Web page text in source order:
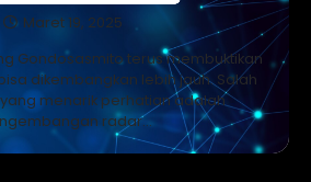
Maret 19, 2025
Gondosasmito terus membuktikan
dikembangkan lebih jauh. Salah
menarik perhatian adalah
radar…